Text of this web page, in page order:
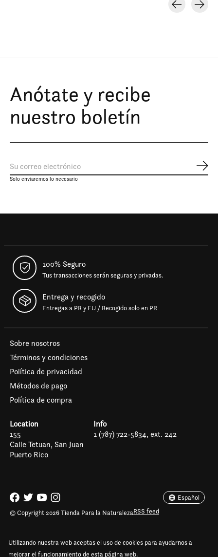
Anótate y recibe
nuestro boletín
Solo enviaremos lo necesario
100% Seguro
Tus transacciones serán seguras y privadas.
Entrega y recogido
Entregas a PR y EU / Recogido solo en PR
Sobre nosotros
Términos y condiciones
Política de privacidad
Métodos de pago
Política de compra
Location
155
Calle Tetuan, San Juan
Puerto Rico
Info
1 (787) 722-5834, ext. 242
© Copyright 2026 Tienda Para la NaturalezaRSS feed
Español
Utilizando nuestra web aceptas el uso de cookies para ayudarnos a
mejorar el funcionamiento de esta página web.